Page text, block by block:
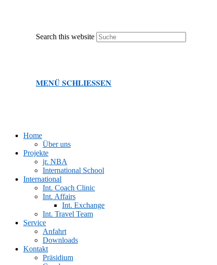
Search this website
MENÜSCHLIESSEN
Home
Über uns
Projekte
jr. NBA
International School
International
Int. Coach Clinic
Int. Affairs
Int. Exchange
Int. Travel Team
Service
Anfahrt
Downloads
Kontakt
Präsidium